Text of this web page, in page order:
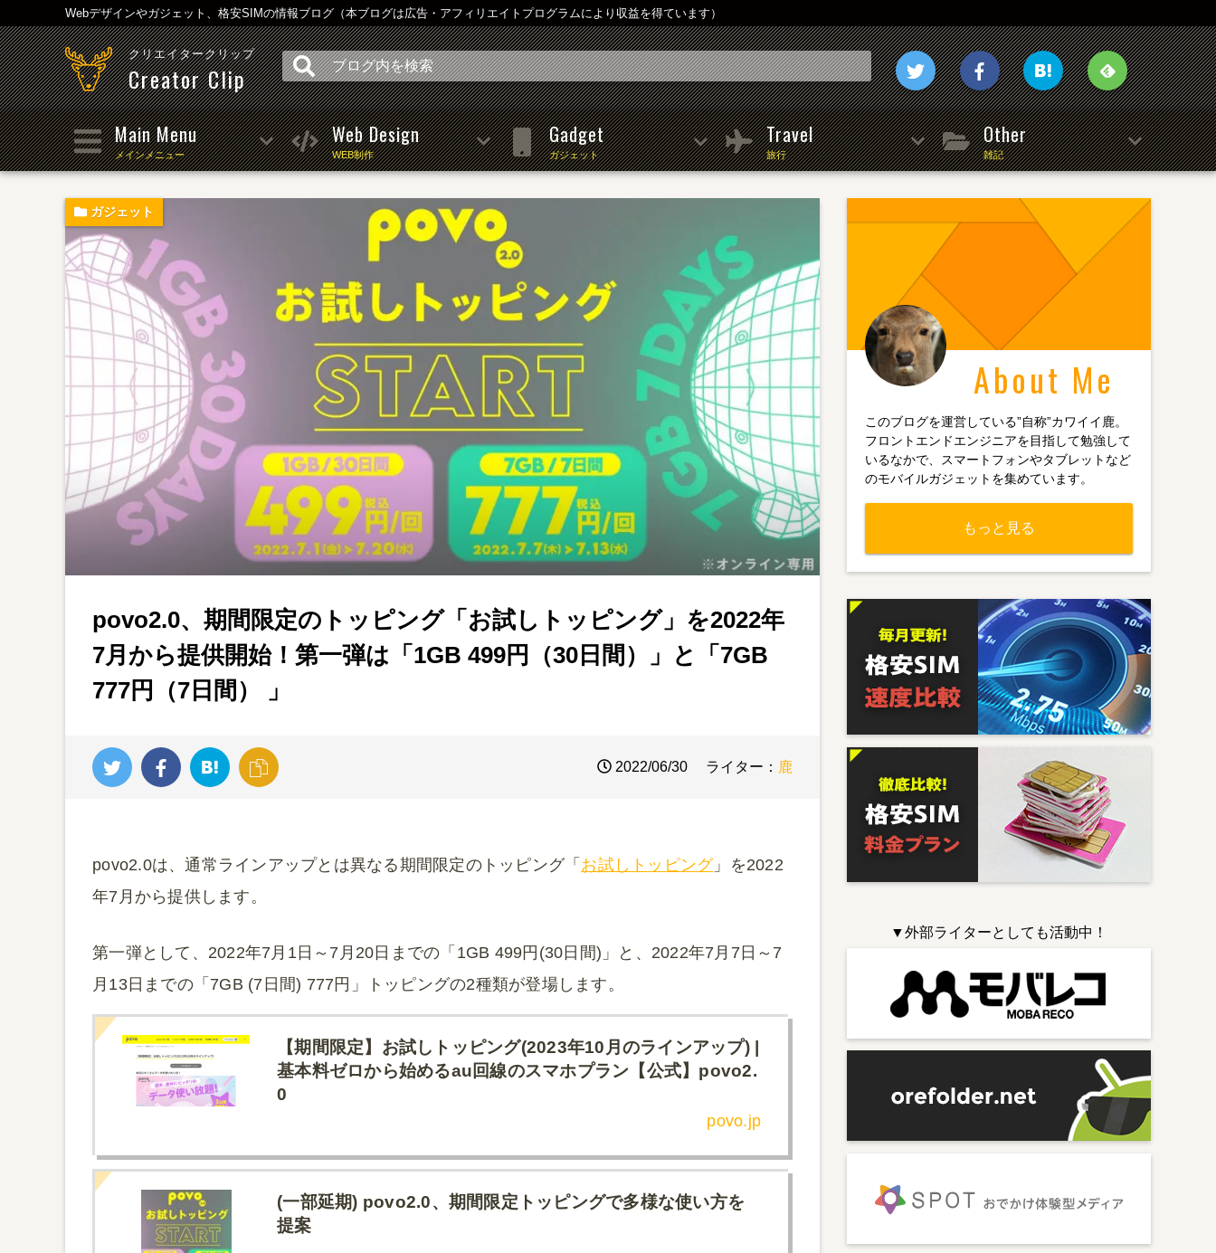
Webデザインやガジェット、格安SIMの情報ブログ（本ブログは広告・アフィリエイトプログラムにより収益を得ています）
クリエイタークリップ
Creator Clip
Main Menu
メインメニュー
Web Design
WEB制作
Gadget
ガジェット
Travel
旅行
Other
雑記
ガジェット
povo2.0、期間限定のトッピング「お試しトッピング」を2022年
7月から提供開始！第一弾は「1GB 499円（30日間）」と「7GB
777円（7日間） 」
2022/06/30 ライター： 鹿
povo2.0は、通常ラインアップとは異なる期間限定のトッピング「 お試しトッピング」を2022
年7月から提供します。
第一弾として、2022年7月1日～7月20日までの「1GB 499円(30日間)」と、2022年7月7日～7
月13日までの「7GB (7日間) 777円」トッピングの2種類が登場します。
【期間限定】お試しトッピング(2023年10月のラインアップ) |
基本料ゼロから始めるau回線のスマホプラン【公式】povo2.
0
povo.jp
(一部延期) povo2.0、期間限定トッピングで多様な使い方を
提案
About Me
このブログを運営している”自称”カワイイ鹿。
フロントエンドエンジニアを目指して勉強して
いるなかで、スマートフォンやタブレットなど
のモバイルガジェットを集めています。
もっと見る
▼外部ライターとしても活動中！